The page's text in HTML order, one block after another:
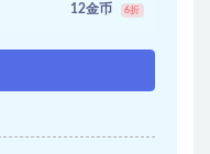
12金币 6折